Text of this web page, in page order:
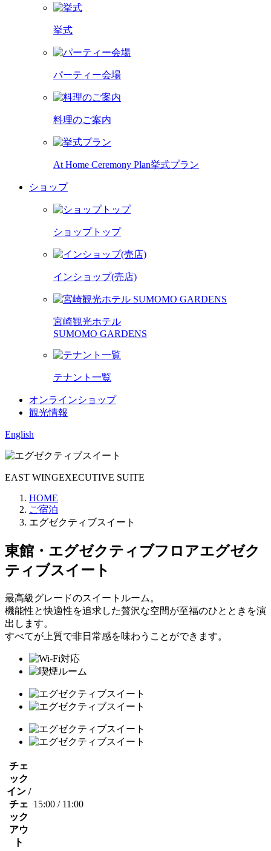
挙式
パーティー会場
料理のご案内
At Home Ceremony Plan挙式プラン
ショップ
ショップトップ
インショップ(売店)
宮崎観光ホテル
SUMOMO GARDENS
テナント一覧
オンラインショップ
観光情報
English
EAST WINGEXECUTIVE SUITE
HOME
ご宿泊
エグゼクティブスイート
東館・エグゼクティブフロアエグゼク
ティブスイート
最高級グレードのスイートルーム。
機能性と快適性を追求した贅沢な空間が至福のひとときを演
出します。
すべてが上質で非日常感を味わうことができます。
チェ
ック
イン /
チェ
ック
アウ
ト
15:00 / 11:00